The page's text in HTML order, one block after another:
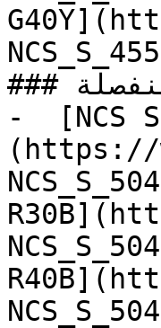
### المكملة المنفصلة
-  [NCS
(https://